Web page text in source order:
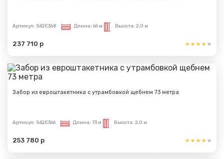
Артикул: S42E368 Длина: 66 м Высота: 2,0 м
237 710 р
Забор из евроштакетника с утрамбовкой щебнем 73 метра
Артикул: S42E366 Длина: 73 м Высота: 2,0 м
253 780 р